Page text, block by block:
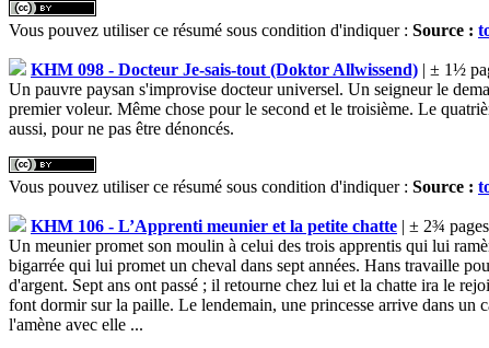
Vous pouvez utiliser ce résumé sous condition d'indiquer : Source :
KHM 098 - Docteur Je-sais-tout (Doktor Allwissend) | ± 1½
Un pauvre paysan s'improvise docteur universel. Un seigneur le
premier voleur. Même chose pour le second et le troisième. Le
aussi, pour ne pas être dénoncés.
Vous pouvez utiliser ce résumé sous condition d'indiquer : Source :
KHM 106 - L’Apprenti meunier et la petite chatte | ± 2¾
Un meunier promet son moulin à celui des trois apprentis qui lui
bigarrée qui lui promet un cheval dans sept années. Hans travaille
d'argent. Sept ans ont passé ; il retourne chez lui et la chatte ira le
font dormir sur la paille. Le lendemain, une princesse arrive dans un
l'amène avec elle ...